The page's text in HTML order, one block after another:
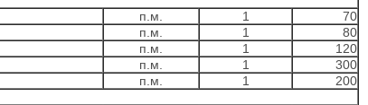
п.м. 1
70
п.м. 1
80
п.м. 1
120
п.м. 1
300
п.м. 1
200